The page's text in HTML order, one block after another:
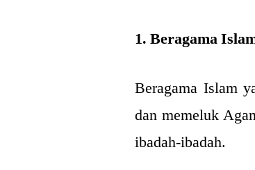
1. Beragama
Beragama Islam
dan memeluk
ibadah-ibadah.